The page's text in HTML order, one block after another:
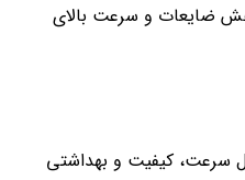
ضایعات و سرعت بالای
سرعت، کیفیت و بهداشتی